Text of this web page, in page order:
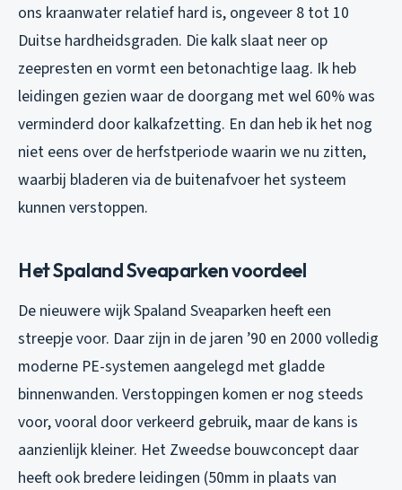
ons kraanwater relatief hard is, ongeveer 8 tot 10
Duitse hardheidsgraden. Die kalk slaat neer op
zeepresten en vormt een betonachtige laag. Ik heb
leidingen gezien waar de doorgang met wel 60% was
verminderd door kalkafzetting. En dan heb ik het nog
niet eens over de herfstperiode waarin we nu zitten,
waarbij bladeren via de buitenafvoer het systeem
kunnen verstoppen.
Het Spaland Sveaparken voordeel
De nieuwere wijk Spaland Sveaparken heeft een
streepje voor. Daar zijn in de jaren ’90 en 2000 volledig
moderne PE-systemen aangelegd met gladde
binnenwanden. Verstoppingen komen er nog steeds
voor, vooral door verkeerd gebruik, maar de kans is
aanzienlijk kleiner. Het Zweedse bouwconcept daar
heeft ook bredere leidingen (50mm in plaats van